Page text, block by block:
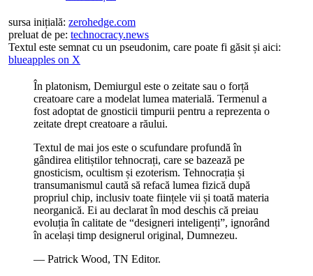
sursa inițială: zerohedge.com
preluat de pe: technocracy.news
Textul este semnat cu un pseudonim, care poate fi găsit și aici:
blueapples on X
În platonism, Demiurgul este o zeitate sau o forță
creatoare care a modelat lumea materială. Termenul a
fost adoptat de gnosticii timpurii pentru a reprezenta o
zeitate drept creatoare a răului.
Textul de mai jos este o scufundare profundă în
gândirea elitiștilor tehnocrați, care se bazează pe
gnosticism, ocultism și ezoterism. Tehnocrația și
transumanismul caută să refacă lumea fizică după
propriul chip, inclusiv toate ființele vii și toată materia
neorganică. Ei au declarat în mod deschis că preiau
evoluția în calitate de “designeri inteligenți”, ignorând
în același timp designerul original, Dumnezeu.
― Patrick Wood, TN Editor.